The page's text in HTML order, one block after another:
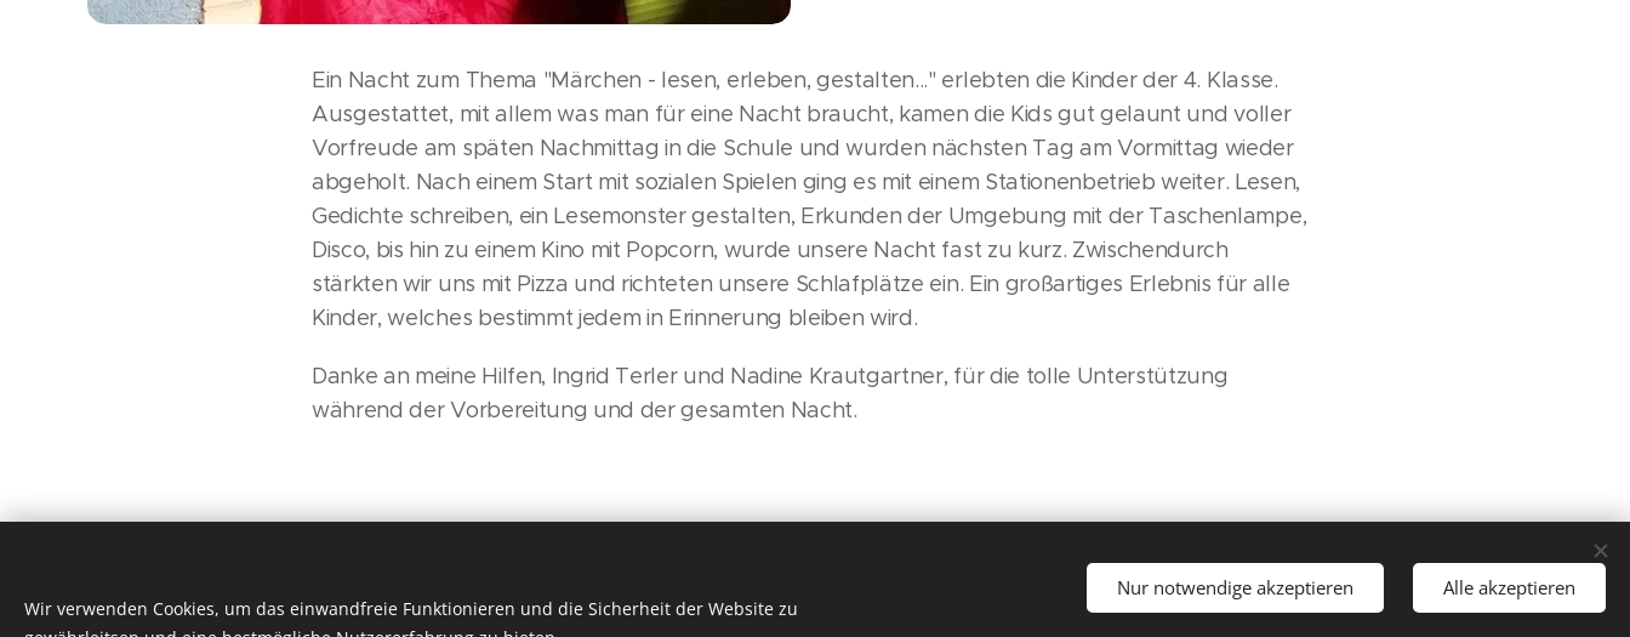
Ein Nacht zum Thema "Märchen - lesen, erleben, gestalten..." erlebten die Kinder der 4. Klasse.
Ausgestattet, mit allem was man für eine Nacht braucht, kamen die Kids gut gelaunt und voller
Vorfreude am späten Nachmittag in die Schule und wurden nächsten Tag am Vormittag wieder
abgeholt. Nach einem Start mit sozialen Spielen ging es mit einem Stationenbetrieb weiter. Lesen,
Gedichte schreiben, ein Lesemonster gestalten, Erkunden der Umgebung mit der Taschenlampe,
Disco, bis hin zu einem Kino mit Popcorn, wurde unsere Nacht fast zu kurz. Zwischendurch
stärkten wir uns mit Pizza und richteten unsere Schlafplätze ein. Ein großartiges Erlebnis für alle
Kinder, welches bestimmt jedem in Erinnerung bleiben wird.
Danke an meine Hilfen, Ingrid Terler und Nadine Krautgartner, für die tolle Unterstützung
während der Vorbereitung und der gesamten Nacht.
Wir verwenden Cookies, um das einwandfreie Funktionieren und die Sicherheit der Website zu
Nur notwendige akzeptieren Alle akzeptieren